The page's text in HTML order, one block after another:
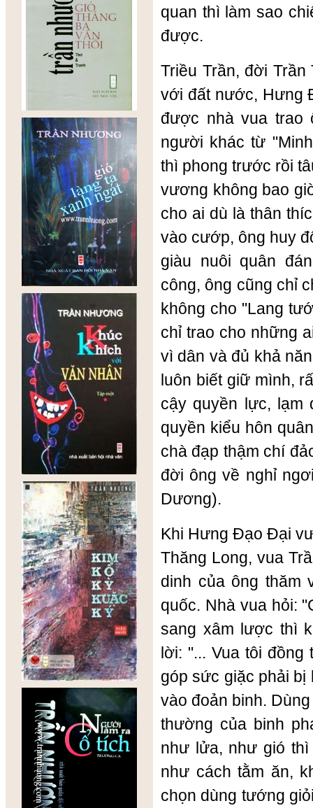
quan thì làm sao
được.
Triều Trần, đời
với đất nước, Hưng
được nhà vua trao
người khác từ
thì phong trước rồi
vương không bao
cho ai dù là thân
vào cướp, ông huy
giàu nuôi quân
công, ông cũng chỉ
không cho "Lang
chỉ trao cho những
vì dân và đủ khả
luôn biết giữ mình,
cậy quyền lực, lạm
quyền kiểu hôn
chà đạp thậm chí
đời ông về nghỉ
Dương).
Khi Hưng Đạo Đại
Thăng Long, vua
dinh của ông thăm
quốc. Nhà vua hỏi:
sang xâm lược thì
lời: "... Vua tôi
góp sức giặc phải
vào đoản binh.
thường của binh
như lửa, như gió
như cách tằm ăn,
chọn dùng tướng